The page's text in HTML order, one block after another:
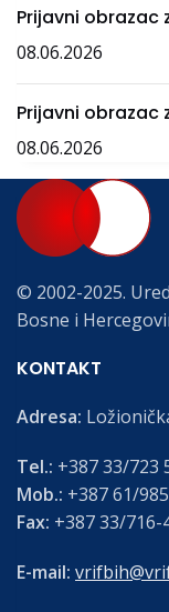
Prijavni obrazac
08.06.2026
Prijavni obrazac
08.06.2026
© 2002-2025.
Bosne i
KONTAKT
Adresa:
Tel.: +387 33/723
Mob.: +387 61/
Fax: +387 33/716-
E-mail: